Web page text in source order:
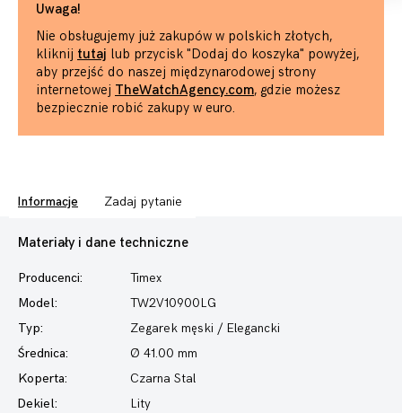
Uwaga!
Nie obsługujemy już zakupów w polskich złotych,
kliknij tutaj lub przycisk "Dodaj do koszyka" powyżej,
aby przejść do naszej międzynarodowej strony
internetowej TheWatchAgency.com, gdzie możesz
bezpiecznie robić zakupy w euro.
Informacje Zadaj pytanie
Materiały i dane techniczne
Producenci:
Timex
Model:
TW2V10900LG
Typ:
Zegarek męski / Elegancki
Średnica:
Ø 41.00 mm
Koperta:
Czarna Stal
Dekiel:
Lity